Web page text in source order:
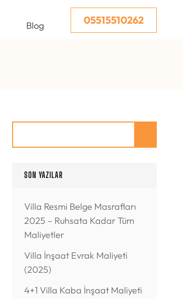
Blog 05515510262
SON YAZILAR
Villa Resmi Belge Masrafları
2025 – Ruhsata Kadar Tüm
Maliyetler
Villa İnşaat Evrak Maliyeti
(2025)
4+1 Villa Kaba İnşaat Maliyeti